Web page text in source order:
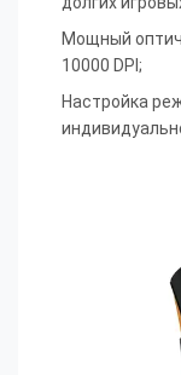
Мощный
10000 DPI;
Настройка